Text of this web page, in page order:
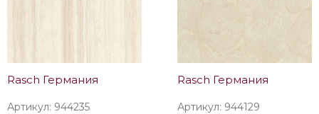
Rasch Германия
Артикул: 944235
Rasch Германия
Артикул: 944129